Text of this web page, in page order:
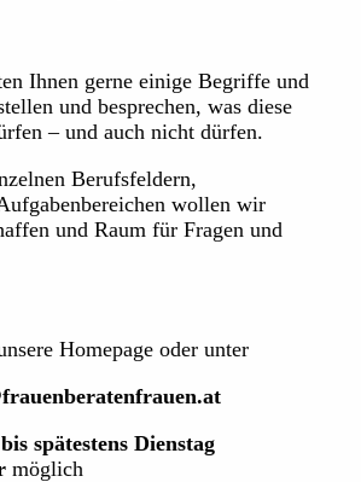
Ihnen gerne einige Begriffe und
und besprechen, was diese
– und auch nicht dürfen.
Berufsfeldern,
wollen wir
und Raum für Fragen und
Homepage oder unter
bis spätestens Dienstag
möglich